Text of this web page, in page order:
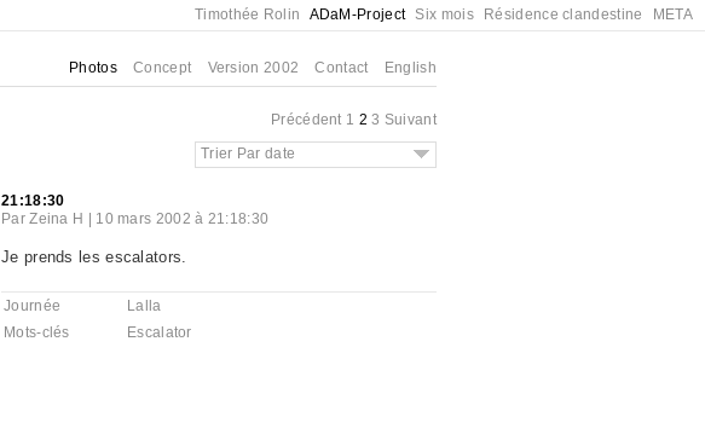
Timothée Rolin ADaM-Project Six mois Résidence clandestine META
Photos Concept Version 2002 Contact English
Précédent 1 2 3 Suivant
Trier Par date
21:18:30
ParZeina H 10 mars 2002 à 21:18:30
Je prends les escalators.
Journée
Lalla
Mots-clés
Escalator